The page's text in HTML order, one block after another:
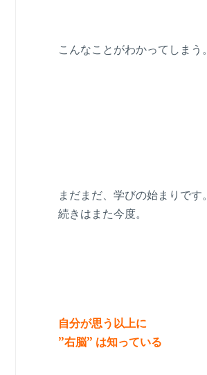
こんなことがわかってしまう。
まだまだ、学びの始まりです。
続きはまた今度。
自分が思う以上に
”右脳” は知っている